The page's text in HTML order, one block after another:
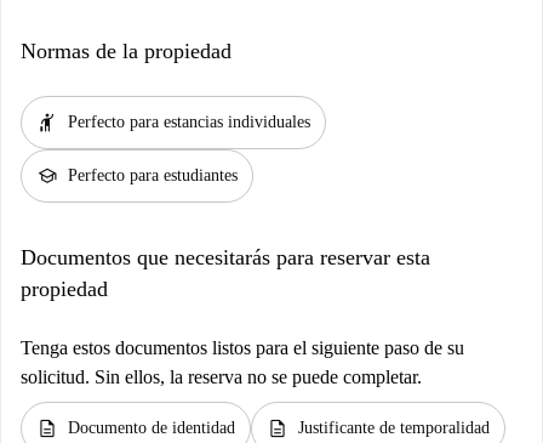
Normas de la propiedad
hail Perfecto para estancias individuales
school Perfecto para estudiantes
Documentos que necesitarás para reservar esta
propiedad
Tenga estos documentos listos para el siguiente paso de su
solicitud. Sin ellos, la reserva no se puede completar.
description Documento de identidad description Justificante de temporalidad